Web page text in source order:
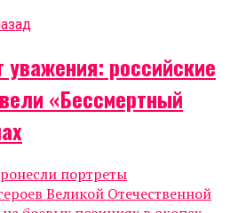
российские
«Бессмертный
портреты
Великой Отечественной